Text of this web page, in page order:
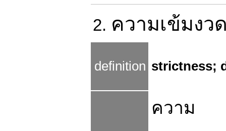
2. ความเข้มงว
definition strictness;
ความ